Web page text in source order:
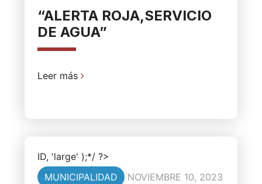
“ALERTA ROJA,SERVICIO
DE AGUA”
Leer más
ID, 'large' );*/ ?>
MUNICIPALIDAD
NOVIEMBRE 10, 2023